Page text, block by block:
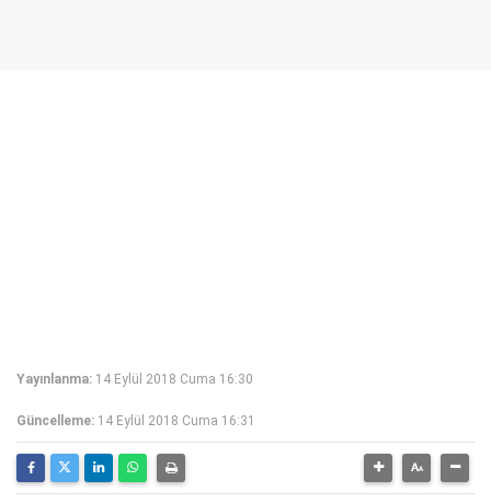
Yayınlanma: 14 Eylül 2018 Cuma 16:30
Güncelleme: 14 Eylül 2018 Cuma 16:31